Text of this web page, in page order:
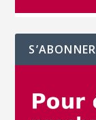
S’ABONNER